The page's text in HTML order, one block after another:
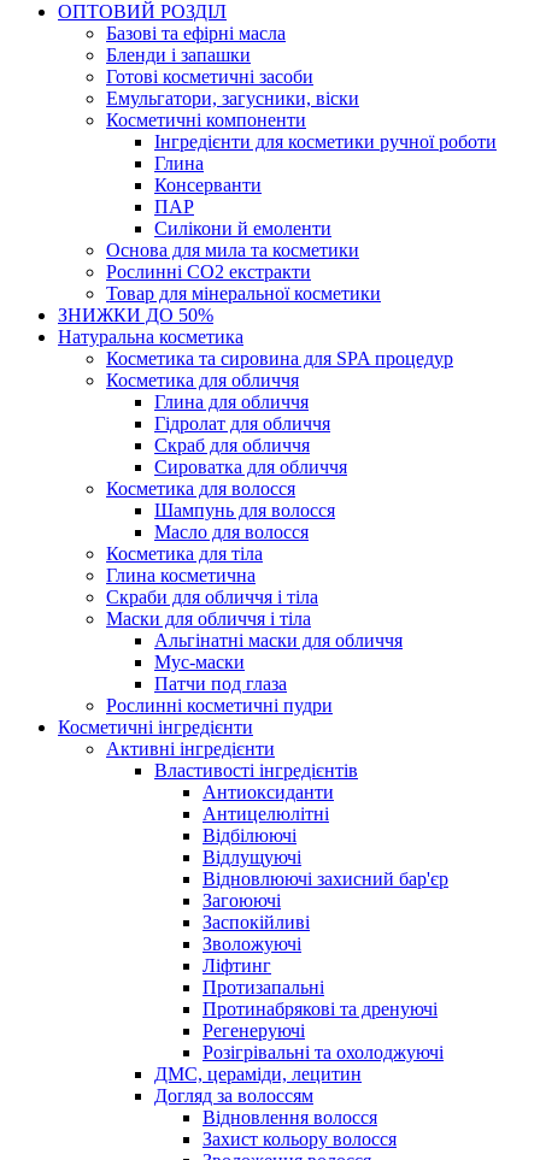
ОПТОВИЙ РОЗДІЛ
Базові та ефірні масла
Бленди і запашки
Готові косметичні засоби
Емульгатори, загусники, віски
Косметичні компоненти
Інгредієнти для косметики ручної роботи
Глина
Консерванти
ПАР
Силікони й емоленти
Основа для мила та косметики
Рослинні СО2 екстракти
Товар для мінеральної косметики
ЗНИЖКИ ДО 50%
Натуральна косметика
Косметика та сировина для SPA процедур
Косметика для обличчя
Глина для обличчя
Гідролат для обличчя
Скраб для обличчя
Сироватка для обличчя
Косметика для волосся
Шампунь для волосся
Масло для волосся
Косметика для тіла
Глина косметична
Скраби для обличчя і тіла
Маски для обличчя і тіла
Альгінатні маски для обличчя
Мус-маски
Патчи под глаза
Рослинні косметичні пудри
Косметичні інгредієнти
Активні інгредієнти
Властивості інгредієнтів
Антиоксиданти
Антицелюлітні
Відбілюючі
Відлущуючі
Відновлюючі захисний бар'єр
Загоюючі
Заспокійливі
Зволожуючі
Ліфтинг
Протизапальні
Протинабрякові та дренуючі
Регенеруючі
Розігрівальні та охолоджуючі
ДМС, цераміди, лецитин
Догляд за волоссям
Відновлення волосся
Захист кольору волосся